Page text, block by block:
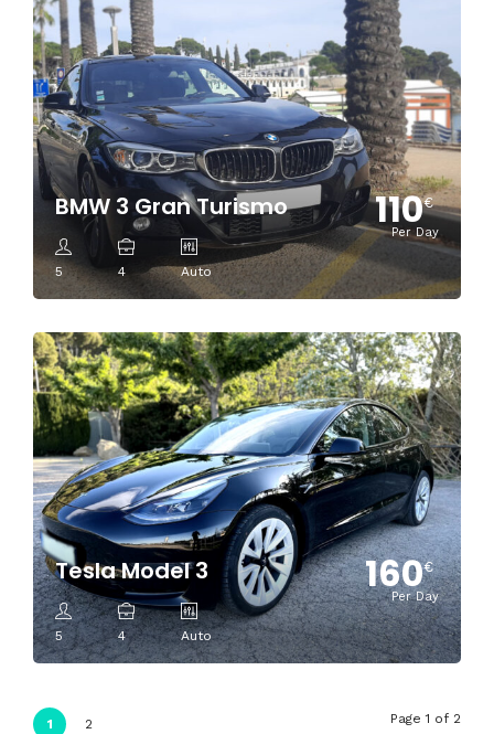
BMW 3 Gran Turismo
5 4 Auto
110€
Per Day
Tesla Model 3
5 4 Auto
160€
Per Day
1 2 Page 1 of 2